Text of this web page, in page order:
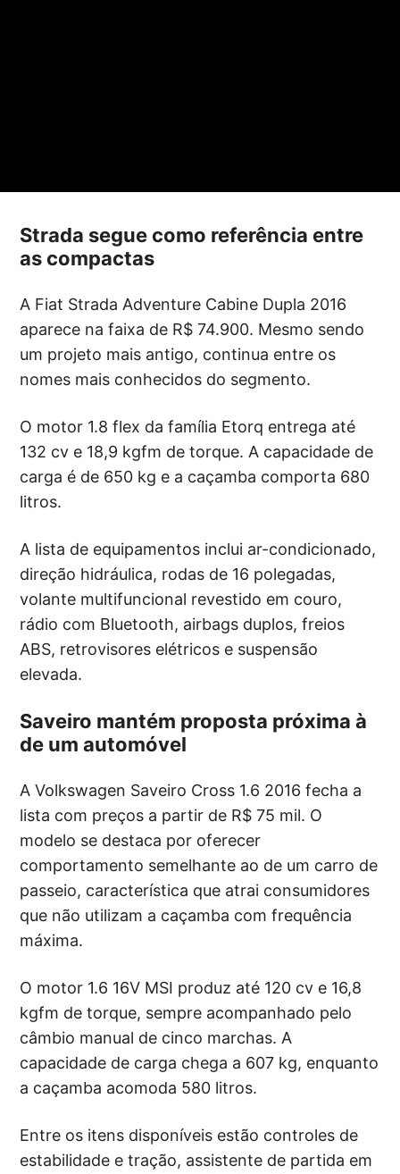
Strada segue como referência entre
as compactas
A Fiat Strada Adventure Cabine Dupla 2016
aparece na faixa de R$ 74.900. Mesmo sendo
um projeto mais antigo, continua entre os
nomes mais conhecidos do segmento.
O motor 1.8 flex da família Etorq entrega até
132 cv e 18,9 kgfm de torque. A capacidade de
carga é de 650 kg e a caçamba comporta 680
litros.
A lista de equipamentos inclui ar-condicionado,
direção hidráulica, rodas de 16 polegadas,
volante multifuncional revestido em couro,
rádio com Bluetooth, airbags duplos, freios
ABS, retrovisores elétricos e suspensão
elevada.
Saveiro mantém proposta próxima à
de um automóvel
A Volkswagen Saveiro Cross 1.6 2016 fecha a
lista com preços a partir de R$ 75 mil. O
modelo se destaca por oferecer
comportamento semelhante ao de um carro de
passeio, característica que atrai consumidores
que não utilizam a caçamba com frequência
máxima.
O motor 1.6 16V MSI produz até 120 cv e 16,8
kgfm de torque, sempre acompanhado pelo
câmbio manual de cinco marchas. A
capacidade de carga chega a 607 kg, enquanto
a caçamba acomoda 580 litros.
Entre os itens disponíveis estão controles de
estabilidade e tração, assistente de partida em